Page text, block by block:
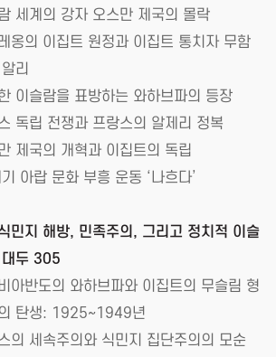
세계의 강자 오스만 제국의 몰락
옹의 이집트 원정과 이집트 통치자 무함
리
이슬람을 표방하는 와하브파의 등장
독립 전쟁과 프랑스의 알제리 정복
제국의 개혁과 이집트의 독립
아랍 문화 부흥 운동 ‘나흐다’
민지 해방, 민족주의, 그리고 정치적 이슬
대두 305
아반도의 와하브파와 이집트의 무슬림 형
탄생: 1925~1949년
의 세속주의와 식민지 집단주의의 모순